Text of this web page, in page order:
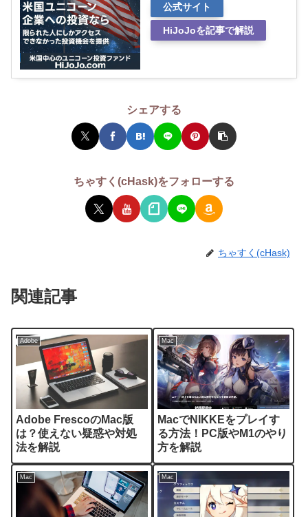
公式サイト
HiJoJoを記事で解説
シェアする
ちゃすく(cHask)をフォローする
ちゃすく(cHask)
関連記事
Adobe
Adobe FrescoのMac版
は？使えない疑惑や対処
法を解説
Mac
MacでNIKKEをプレイす
る方法！PC版やM1のやり
方を解説
Mac Mac